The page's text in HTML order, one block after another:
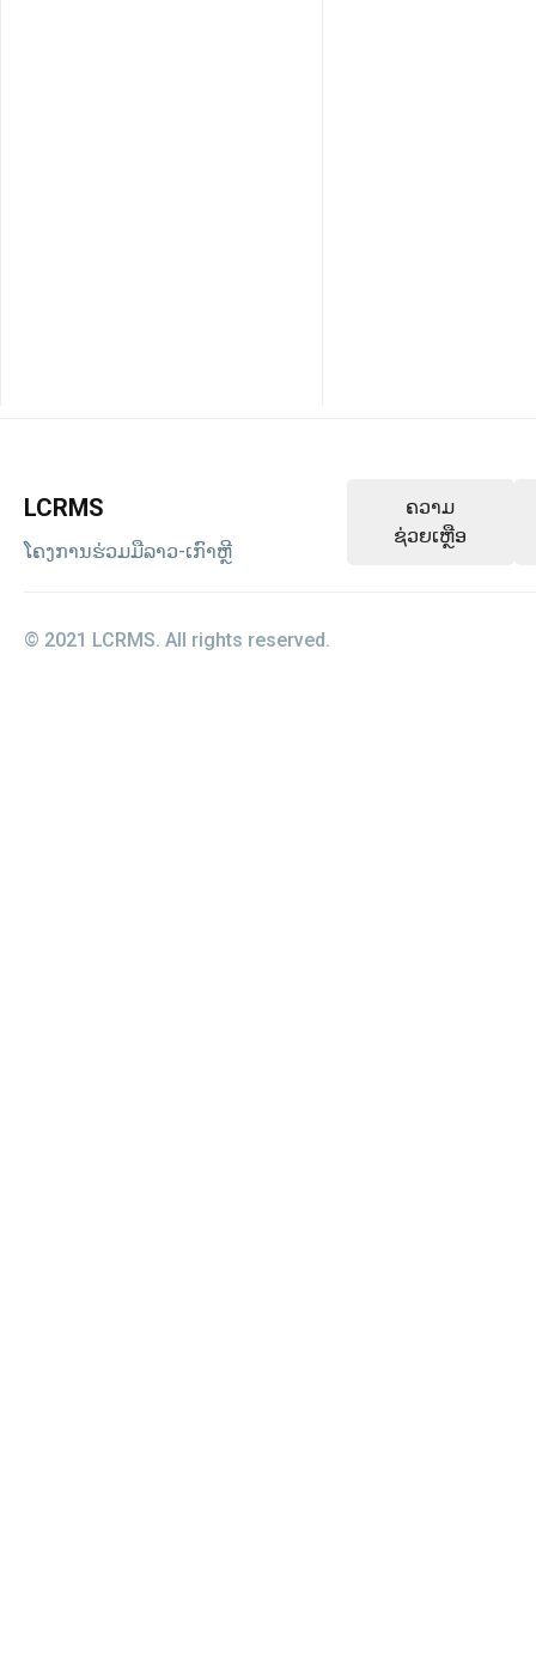
LCRMS
ໂຄງການຮ່ວມມືລາວ-ເກົາຫຼີ
ຄວາມ
ຊ່ວຍເຫຼືອ
© 2021 LCRMS. All rights reserved.